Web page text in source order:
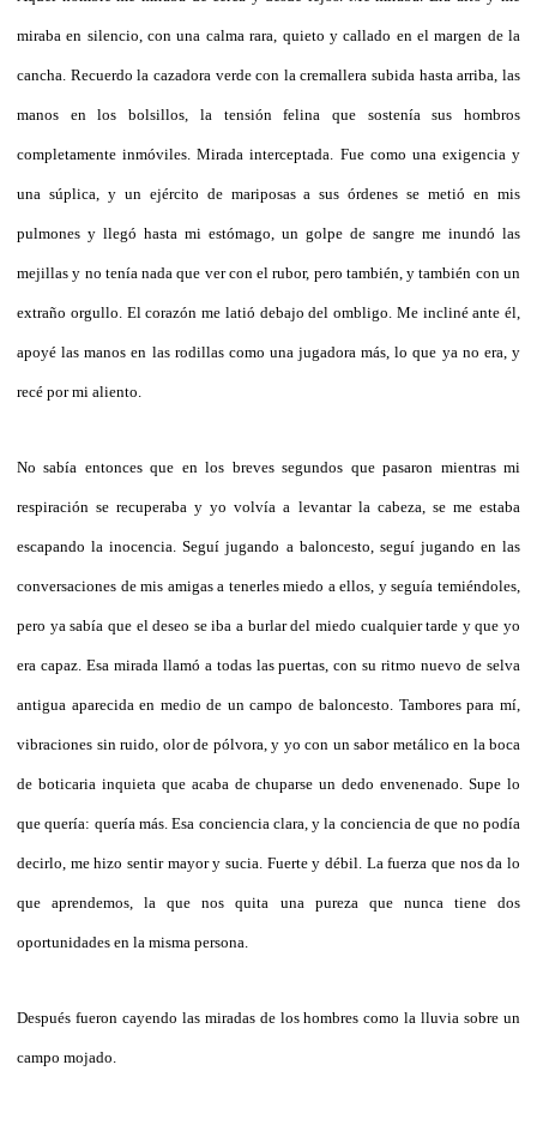
miraba en silencio, con una calma rara, quieto y callado en el margen de la
cancha. Recuerdo la cazadora verde con la cremallera subida hasta arriba, las
manos en los bolsillos, la tensión felina que sostenía sus hombros
completamente inmóviles. Mirada interceptada. Fue como una exigencia y
una súplica, y un ejército de mariposas a sus órdenes se metió en mis
pulmones y llegó hasta mi estómago, un golpe de sangre me inundó las
mejillas y no tenía nada que ver con el rubor, pero también, y también con un
extraño orgullo. El corazón me latió debajo del ombligo. Me incliné ante él,
apoyé las manos en las rodillas como una jugadora más, lo que ya no era, y
recé por mi aliento.
No sabía entonces que en los breves segundos que pasaron mientras mi
respiración se recuperaba y yo volvía a levantar la cabeza, se me estaba
escapando la inocencia. Seguí jugando a baloncesto, seguí jugando en las
conversaciones de mis amigas a tenerles miedo a ellos, y seguía temiéndoles,
pero ya sabía que el deseo se iba a burlar del miedo cualquier tarde y que yo
era capaz. Esa mirada llamó a todas las puertas, con su ritmo nuevo de selva
antigua aparecida en medio de un campo de baloncesto. Tambores para mí,
vibraciones sin ruido, olor de pólvora, y yo con un sabor metálico en la boca
de boticaria inquieta que acaba de chuparse un dedo envenenado. Supe lo
que quería: quería más. Esa conciencia clara, y la conciencia de que no podía
decirlo, me hizo sentir mayor y sucia. Fuerte y débil. La fuerza que nos da lo
que aprendemos, la que nos quita una pureza que nunca tiene dos
oportunidades en la misma persona.
Después fueron cayendo las miradas de los hombres como la lluvia sobre un
campo mojado.